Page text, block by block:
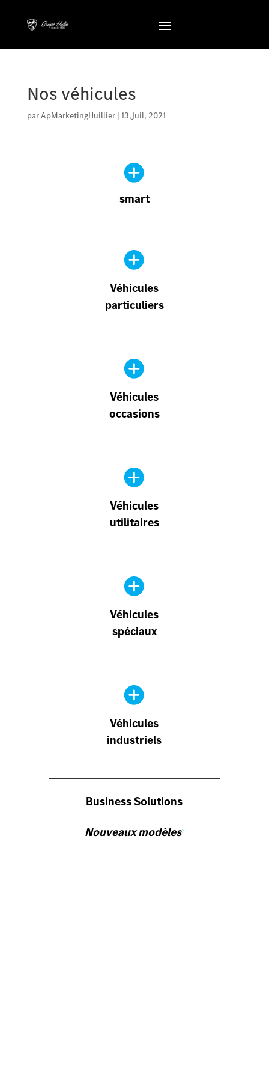
Nos véhicules
parApMarketingHuillier| 13,Juil, 2021
smart
Véhicules
particuliers
Véhicules
occasions
Véhicules
utilitaires
Véhicules
spéciaux
Véhicules
industriels
Business Solutions
Nouveaux modèles?